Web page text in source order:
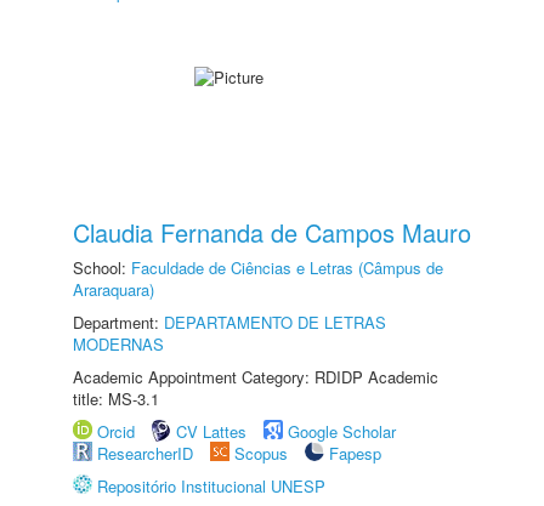
Claudia Fernanda de Campos Mauro
School: Faculdade de Ciências e Letras (Câmpus de
Araraquara)
Department: DEPARTAMENTO DE LETRAS
MODERNAS
Academic Appointment Category: RDIDP Academic
title: MS-3.1
Orcid
CV Lattes
Google Scholar
ResearcherID
Scopus
Fapesp
Repositório Institucional UNESP